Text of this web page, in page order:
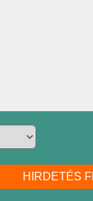
HIRDETÉS